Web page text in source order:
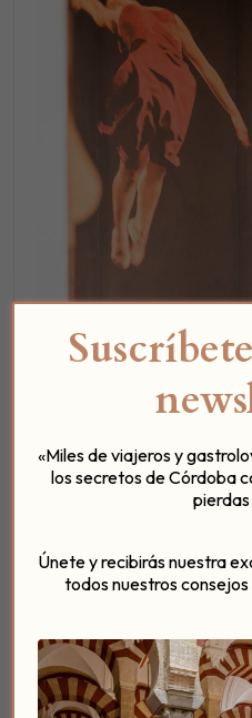
Si quieres sorprender a
puedes hacerlo en el
confeccionaremos unos
«Miles de viajeros y
los secretos de Córdoba
Únete y recibirás nuestra
todos nuestros